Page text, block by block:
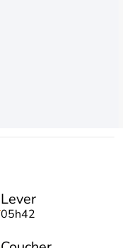
Lever
05h42